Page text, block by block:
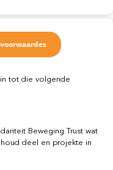
in tot die volgende
Beweging Trust wat
deel en projekte in